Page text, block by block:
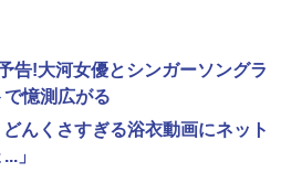
告!大河女優とシンガーソングラ
憶測広がる
んくさすぎる浴衣動画にネット
」